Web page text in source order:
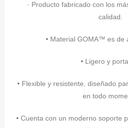
· Producto fabricado con los
calidad.
• Material GOMA™ es de
• Ligero y
• Flexible y resistente, diseñado
en todo
• Cuenta con un moderno soporte